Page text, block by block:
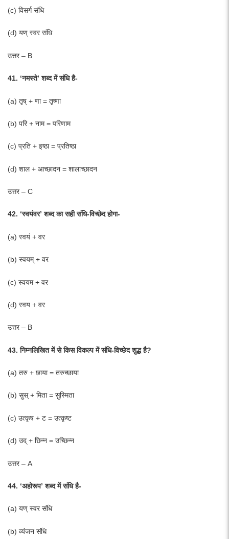
(c) विसर्ग संधि
(d) यण् स्वर संधि
उत्तर – B
41. ‘नमस्ते’ शब्द में संधि है-
(a) तृष् + णा = तृष्णा
(b) परि + नाम = परिणाम
(c) प्रति + इष्ठा = प्रतिष्ठा
(d) शाल + आच्छादन = शालाच्छादन
उत्तर – C
42. ‘स्वयंवर’ शब्द का सही संधि-विच्छेद होगा-
(a) स्वयं + वर
(b) स्वयम् + वर
(c) स्वयम + वर
(d) स्वय + वर
उत्तर – B
43. निम्नलिखित में से किस विकल्प में संधि-विच्छेद शुद्ध है?
(a) तरु + छाया = तरुच्छाया
(b) सुस् + मिता = सुस्मिता
(c) उत्कृष + ट = उत्कृष्ट
(d) उद् + छिन्न = उच्छिन्न
उत्तर – A
44. ‘अहोरूप’ शब्द में संधि है-
(a) यण् स्वर संधि
(b) व्यंजन संधि